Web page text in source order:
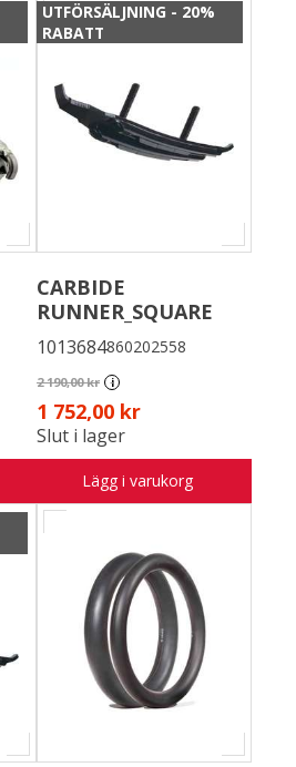
UTFÖRSÄLJNING - 20%
RABATT
CARBIDE
RUNNER_SQUARE
1013684860202558
2 190,00 kr i
1 752,00 kr
Slut i lager
Lägg i varukorg